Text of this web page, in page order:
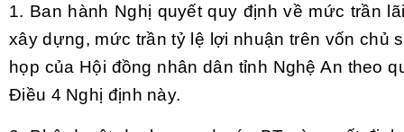
1. Ban hành Nghị quyết quy định về mức trần
xây dựng, mức trần tỷ lệ lợi nhuận trên vốn chủ
họp của Hội đồng nhân dân tỉnh Nghệ An theo
Điều 4 Nghị định này.